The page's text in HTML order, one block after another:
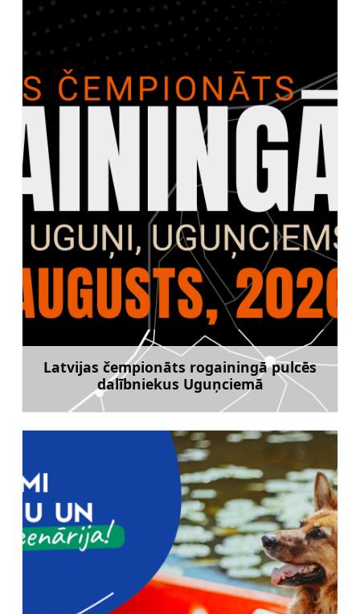
Latvijas čempionāts rogainingā pulcēs
dalībniekus Uguņciemā
Uzzināt vairāk